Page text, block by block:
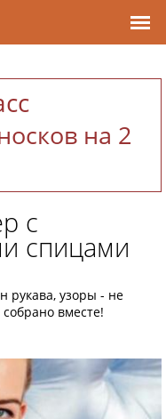
на 2
с
спицами
рукава, узоры - не
вместе!